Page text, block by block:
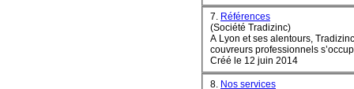
7. Références
(Société Tradizinc)
A Lyon et ses alentours,
couvreurs professionnels
Créé le 12 juin 2014
8. Nos services